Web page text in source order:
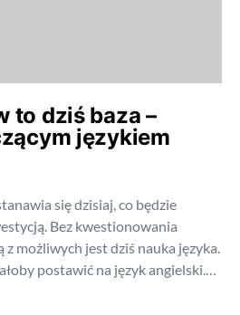
to dziś baza –
językiem
się dzisiaj, co będzie
Bez kwestionowania
możliwych jest dziś nauka języka.
postawić na język angielski.…